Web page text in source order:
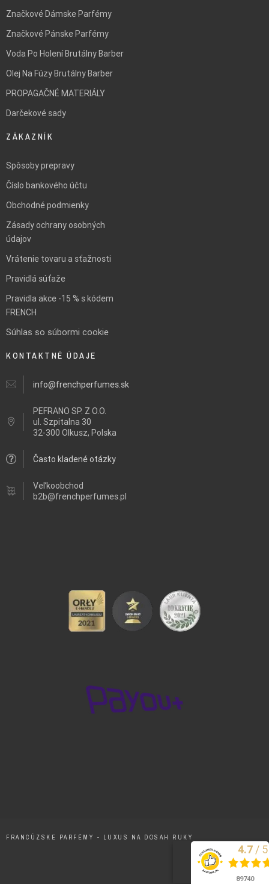
Značkové Dámske Parfémy
Značkové Pánske Parfémy
Voda Po Holení Brutálny Barber
Olej Na Fúzy Brutálny Barber
PROPAGAČNÉ MATERIÁLY
Darčekové sady
ZÁKAZNÍK
Spôsoby prepravy
Číslo bankového účtu
Obchodné podmienky
Zásady ochrany osobných
údajov
Vrátenie tovaru a sťažnosti
Pravidlá súťaže
Pravidla akce -15 % s kódem
FRENCH
Súhlas so súbormi cookie
KONTAKTNÉ ÚDAJE
info@frenchperfumes.sk
PEFRANO SP. Z O.O.
ul. Szpitalna 30
32-300 Olkusz, Polska
Často kladené otázky
Veľkoobchod
b2b@frenchperfumes.pl
FRANCÚZSKE PARFÉMY - LUXUS NA DOSAH RUKY
Excelentne
4.7 / 5
89740